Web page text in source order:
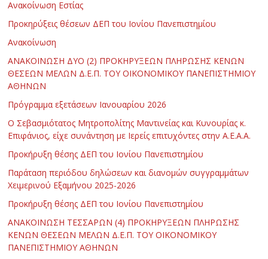
Ανακοίνωση Εστίας
Προκηρύξεις θέσεων ΔΕΠ του Ιονίου Πανεπιστημίου
Ανακοίνωση
ΑΝΑΚΟΙΝΩΣΗ ΔΥΟ (2) ΠΡΟΚΗΡΥΞΕΩΝ ΠΛΗΡΩΣΗΣ ΚΕΝΩΝ
ΘΕΣΕΩΝ ΜΕΛΩΝ Δ.Ε.Π. ΤΟΥ ΟΙΚΟΝΟΜΙΚΟΥ ΠΑΝΕΠΙΣΤΗΜΙΟΥ
ΑΘΗΝΩΝ
Πρόγραμμα εξετάσεων Ιανουαρίου 2026
Ο Σεβασμιότατος Μητροπολίτης Μαντινείας και Κυνουρίας κ.
Επιφάνιος, είχε συνάντηση με Ιερείς επιτυχόντες στην Α.Ε.Α.Α.
Προκήρυξη θέσης ΔΕΠ του Ιονίου Πανεπιστημίου
Παράταση περιόδου δηλώσεων και διανομών συγγραμμάτων
Χειμερινού Εξαμήνου 2025-2026
Προκήρυξη θέσης ΔΕΠ του Ιονίου Πανεπιστημίου
ΑΝΑΚΟΙΝΩΣΗ ΤΕΣΣΑΡΩΝ (4) ΠΡΟΚΗΡΥΞΕΩΝ ΠΛΗΡΩΣΗΣ
ΚΕΝΩΝ ΘΕΣΕΩΝ ΜΕΛΩΝ Δ.Ε.Π. ΤΟΥ ΟΙΚΟΝΟΜΙΚΟΥ
ΠΑΝΕΠΙΣΤΗΜΙΟΥ ΑΘΗΝΩΝ